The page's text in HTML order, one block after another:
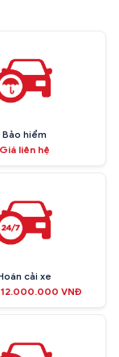
Bảo hiểm
Giá liên hệ
cải xe
VNĐ